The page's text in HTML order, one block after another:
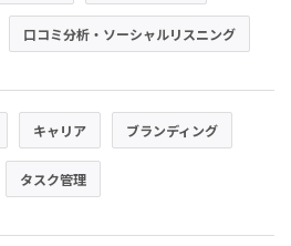
口コミ分析・ソーシャルリスニング
キャリア ブランディング
タスク管理